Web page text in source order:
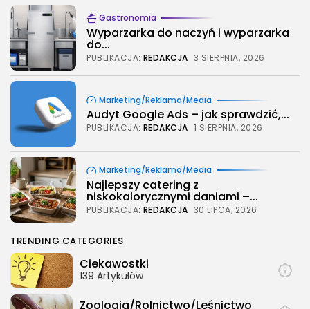
Gastronomia
Wyparzarka do naczyń i wyparzarka
do...
PUBLIKACJA: REDAKCJA 3 SIERPNIA, 2026
Marketing/Reklama/Media
Audyt Google Ads – jak sprawdzić,...
PUBLIKACJA: REDAKCJA 1 SIERPNIA, 2026
Marketing/Reklama/Media
Najlepszy catering z
niskokalorycznymi daniami –...
PUBLIKACJA: REDAKCJA 30 LIPCA, 2026
TRENDING CATEGORIES
Ciekawostki
139 Artykułów
Zoologia/Rolnictwo/Leśnictwo